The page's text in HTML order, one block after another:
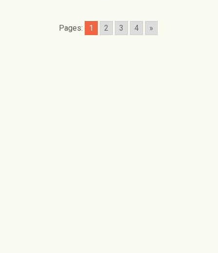
Pages: 1 2 3 4 »